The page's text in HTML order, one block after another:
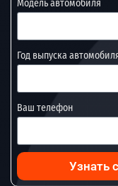
Модель автомобиля
Год выпуска
Ваш телефон
Узнать